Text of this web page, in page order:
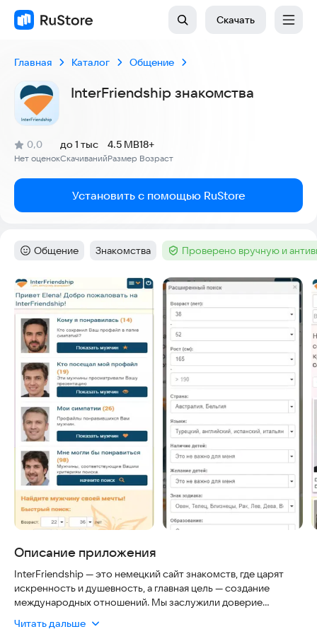
Скачать
Главная Каталог Общение
InterFriendship знакомства
Рейтинг:
0,0
(
Нет оценок
)
Скачиваний
до 1 тыс
Размер
4.5 MB
Возраст
18+
Установить с помощью RuStore
Категория:
Общение Тег:
Знакомства Тег :Проверено вручную и
Скриншоты
Описание приложения
InterFriendship — это немецкий сайт знакомств, где царят
искренность и душевность, а главная цель — создание
международных отношений. Мы заслужили доверие
более двух десятилетий.
Читать дальше